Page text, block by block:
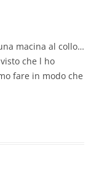
macina al collo…
che l ho
fare in modo che